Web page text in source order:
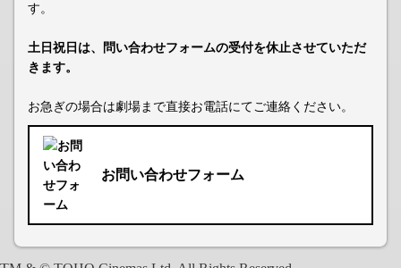
す。
土日祝日は、問い合わせフォームの受付を休止させていただ
きます。
お急ぎの場合は劇場まで直接お電話にてご連絡ください。
お問い合わせフォーム